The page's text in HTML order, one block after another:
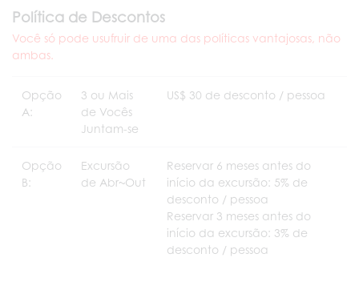
Política de Descontos
Você só pode usufruir de uma das políticas vantajosas, não
ambas.
Opção
A:
3 ou Mais
de Vocês
Juntam-se
US$ 30 de desconto / pessoa
Opção
B:
Excursão
de Abr~Out
Reservar 6 meses antes do
início da excursão: 5% de
desconto / pessoa
Reservar 3 meses antes do
início da excursão: 3% de
desconto / pessoa